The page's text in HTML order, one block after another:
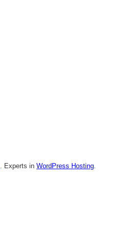
. Experts in WordPress Hosting.